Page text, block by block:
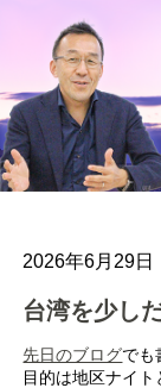
2026年6月29日
台湾を少し
先日のブログでも
目的は地区ナイト